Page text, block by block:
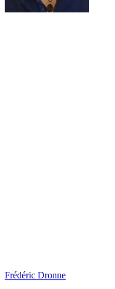
Frédéric Dronne